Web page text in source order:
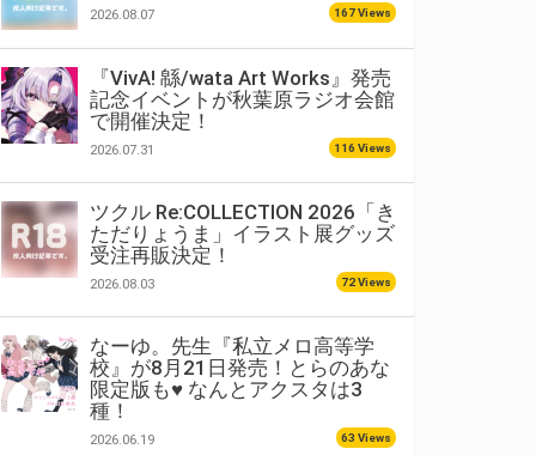
2026.08.07 167 Views
『VivA! 緜/wata Art Works』発売
記念イベントが秋葉原ラジオ会館
で開催決定！
2026.07.31 116 Views
ツクル Re:COLLECTION 2026「き
ただりょうま」イラスト展グッズ
受注再販決定！
2026.08.03 72 Views
なーゆ。先生『私立メロ高等学
校』が8月21日発売！とらのあな
限定版も♥ なんとアクスタは3
種！
2026.06.19 63 Views